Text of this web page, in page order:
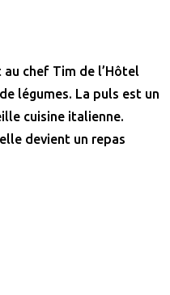
chef Tim de l’Hôtel
légumes. La puls est un
cuisine italienne.
devient un repas